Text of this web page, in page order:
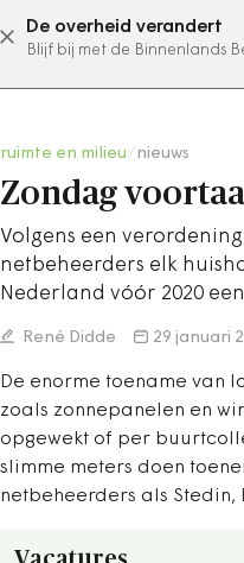
De overheid verandert
Blijf bij met de Binnenlands
ruimte en milieu nieuws
Zondag
Volgens een
netbeheerders elk
Nederland vóór 2020
René Didde 29 januari
De enorme toename van
zoals zonnepanelen en
opgewekt of per
slimme meters doen
netbeheerders als Stedin,